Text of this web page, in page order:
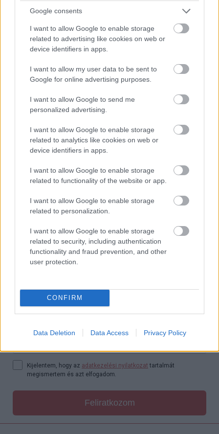
Google consents
I want to allow Google to enable storage
related to advertising like cookies on web or
device identifiers in apps.
I want to allow my user data to be sent to
Google for online advertising purposes.
I want to allow Google to send me
personalized advertising.
I want to allow Google to enable storage
related to analytics like cookies on web or
device identifiers in apps.
I want to allow Google to enable storage
related to functionality of the website or app.
I want to allow Google to enable storage
related to personalization.
I want to allow Google to enable storage
related to security, including authentication
functionality and fraud prevention, and other
user protection.
CONFIRM
Data Deletion Data Access Privacy Policy
ijesztőek, de szerintem ez nem igaz - csak
képzeljük el, ahogy 180 cm-es csirkék pengeéles
karmokkal kergetnek minket! Biztos, hogy
elrohannánk előlük."
Már az 1993-as eredeti Jurassic Park is megkapta a
magáét a paleontológus szakértőktől, és ez a kritika
szinte minden egyes epizódnak kijutott. Erre adott az
első Jurassic World csattanós választ Dr. Wu révén, aki
filmekben látható dinók valójában nem igaziak, hiszen
kétéltűekkel és más mai állattal pótolták ki a DNS-
láncokat. Ez azonban még nem igazán győzte meg a
szakértők nagy részét, hogy miért is hiányoznak tollak a
dinókról, amikor ez már a tudományos világban egy
Ti nektek melyik verzió tetszik jobban: a tudományos
pontosságnak megfelelő tollas hüllők, vagy inkább az
eddig is megismert csupasz példányok?
Ezt láttad már?
Puliwoodon. Iratkozz fel a hírlevelünkre, mert
kiválogatjuk neked azokat, amikről biztosan nem
Kijelentem, hogy az adatkezelési nyilatkozat tartalmát
megismertem és azt elfogadom.
Feliratkozom